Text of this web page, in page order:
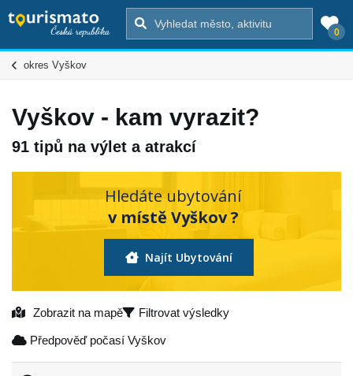
0
okres Vyškov
Vyškov - kam vyrazit?
91 tipů na výlet a atrakcí
Hledáte ubytování
v místě Vyškov ?
Najít Ubytování
Zobrazit na mapě Filtrovat výsledky
Předpověď počasí Vyškov